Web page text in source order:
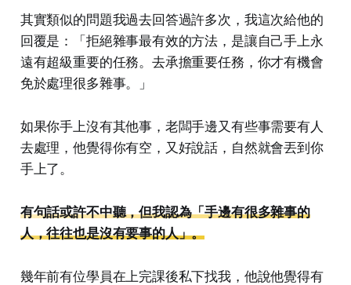
其實類似的問題我過去回答過許多次，我這次給他的
回覆是：「拒絕雜事最有效的方法，是讓自己手上永
遠有超級重要的任務。去承擔重要任務，你才有機會
免於處理很多雜事。」
如果你手上沒有其他事，老闆手邊又有些事需要有人
去處理，他覺得你有空，又好說話，自然就會丟到你
手上了。
有句話或許不中聽，但我認為「手邊有很多雜事的
人，往往也是沒有要事的人」。
幾年前有位學員在上完課後私下找我，他說他覺得有